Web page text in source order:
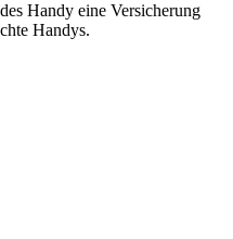
Handy eine Versicherung
Handys.